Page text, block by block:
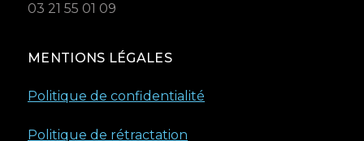
03 21 55 01 09
MENTIONS LÉGALES
Politique de confidentialité
Politique de rétractation